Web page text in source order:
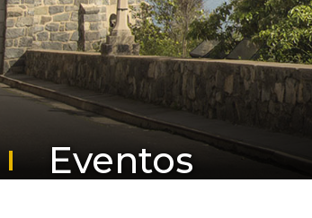
Eventos